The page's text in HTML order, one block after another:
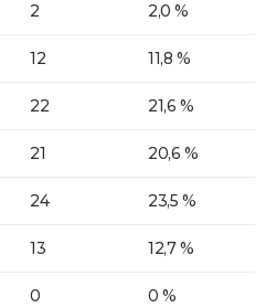
2 2,0 %
12 11,8 %
22 21,6 %
21 20,6 %
24 23,5 %
13 12,7 %
0 0 %